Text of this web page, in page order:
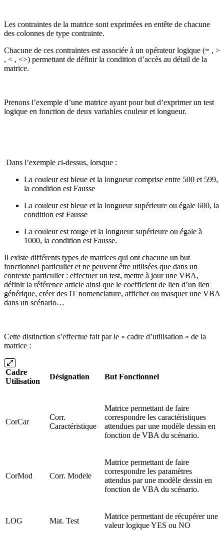
Les contraintes de la matrice sont exprimées en entête de chacune
des colonnes de type contrainte.
Chacune de ces contraintes est associée à un opérateur logique (= , >
, < , <>) permettant de définir la condition d’accès au détail de la
matrice.
Prenons l’exemple d’une matrice ayant pour but d’exprimer un test
logique en fonction de deux variables couleur et longueur.
Dans l’exemple ci-dessus, lorsque :
La couleur est bleue et la longueur comprise entre 500 et 599,
la condition est Fausse
La couleur est bleue et la longueur supérieure ou égale 600, la
condition est Fausse
La couleur est rouge et la longueur supérieure ou égale à
1000, la condition est Fausse.
Il existe différents types de matrices qui ont chacune un but
fonctionnel particulier et ne peuvent être utilisées que dans un
contexte particulier : effectuer un test, mettre à jour une VBA,
définir la référence article ainsi que le coefficient de lien d’un lien
générique, créer des IT nomenclature, afficher ou masquer une VBA
dans un scénario…
Cette distinction s’effectue fait par le « cadre d’utilisation » de la
matrice :
Cadre
Utilisation
Désignation But Fonctionnel
CorCar
Corr.
Caractéristique
Matrice permettant de faire
correspondre les caractéristiques
attendues par une modèle dessin en
fonction de VBA du scénario.
CorMod Corr. Modele
Matrice permettant de faire
correspondre les paramètres
attendus par une modèle dessin en
fonction de VBA du scénario.
LOG Mat. Test
Matrice permettant de récupérer une
valeur logique YES ou NO